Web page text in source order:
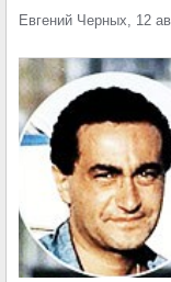
Евгений Черных, 12